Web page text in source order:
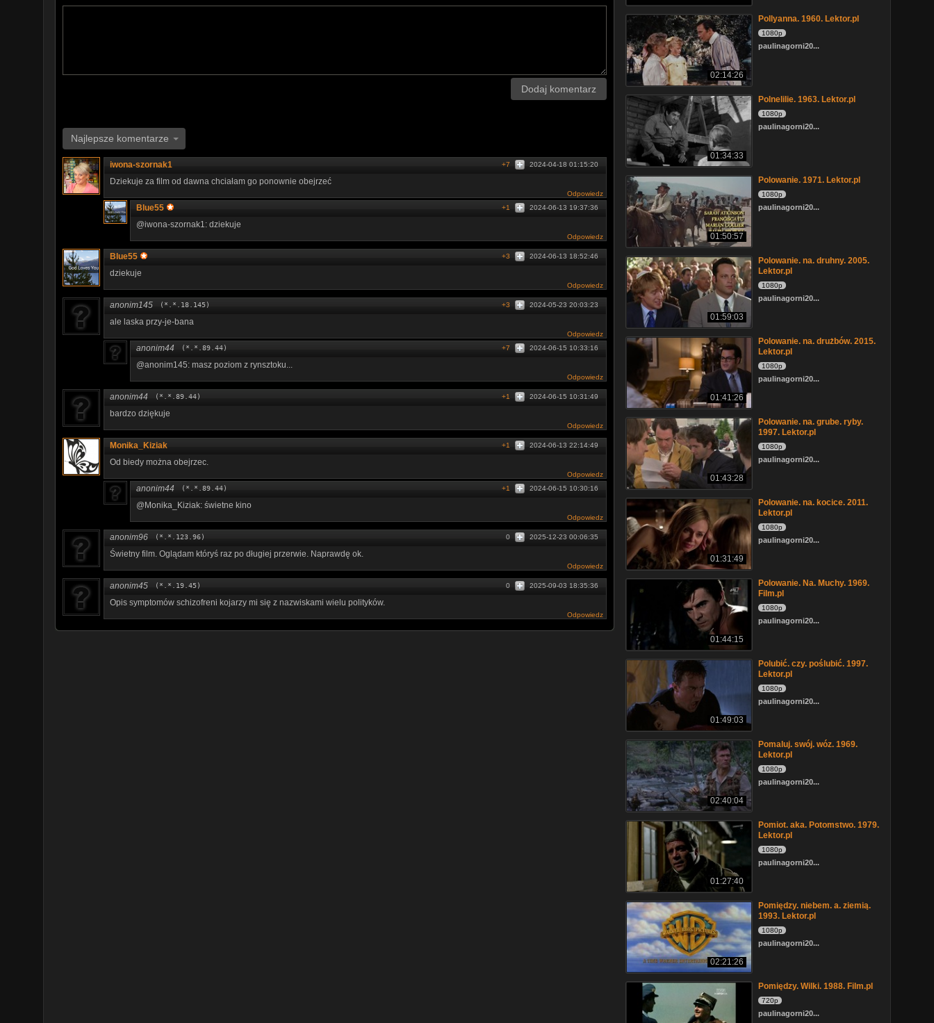
Dodaj komentarz
Najlepsze komentarze
iwona-szornak1 2024-04-18 01:15:20
+7
Dziekuje za film od dawna chciałam go ponownie obejrzeć
Odpowiedz
Blue55 2024-06-13 19:37:36
+1
@iwona-szornak1: dziekuje
Odpowiedz
Blue55 2024-06-13 18:52:46
+3
dziekuje
Odpowiedz
anonim145 (*.*.18.145) 2024-05-23 20:03:23
+3
ale laska przy-je-bana
Odpowiedz
anonim44 (*.*.89.44) 2024-06-15 10:33:16
+7
@anonim145: masz poziom z rynsztoku...
Odpowiedz
anonim44 (*.*.89.44) 2024-06-15 10:31:49
+1
bardzo dziękuje
Odpowiedz
Monika_Kiziak 2024-06-13 22:14:49
+1
Od biedy można obejrzec.
Odpowiedz
anonim44 (*.*.89.44) 2024-06-15 10:30:16
+1
@Monika_Kiziak: świetne kino
Odpowiedz
anonim96 (*.*.123.96) 2025-12-23 00:06:35
0
Świetny film. Oglądam któryś raz po długiej przerwie. Naprawdę ok.
Odpowiedz
anonim45 (*.*.19.45) 2025-09-03 18:35:36
0
Opis symptomów schizofreni kojarzy mi się z nazwiskami wielu polityków.
Odpowiedz
02:14:26
Pollyanna. 1960. Lektor.pl
1080p
paulinagorni20...
01:34:33
Polnelilie. 1963. Lektor.pl
1080p
paulinagorni20...
01:50:57
Polowanie. 1971. Lektor.pl
1080p
paulinagorni20...
01:59:03
Polowanie. na. druhny. 2005.
Lektor.pl
1080p
paulinagorni20...
01:41:26
Polowanie. na. drużbów. 2015.
Lektor.pl
1080p
paulinagorni20...
01:43:28
Polowanie. na. grube. ryby.
1997. Lektor.pl
1080p
paulinagorni20...
01:31:49
Polowanie. na. kocice. 2011.
Lektor.pl
1080p
paulinagorni20...
01:44:15
Polowanie. Na. Muchy. 1969.
Film.pl
1080p
paulinagorni20...
01:49:03
Polubić. czy. poślubić. 1997.
Lektor.pl
1080p
paulinagorni20...
02:40:04
Pomaluj. swój. wóz. 1969.
Lektor.pl
1080p
paulinagorni20...
01:27:40
Pomiot. aka. Potomstwo. 1979.
Lektor.pl
1080p
paulinagorni20...
02:21:26
Pomiędzy. niebem. a. ziemią.
1993. Lektor.pl
1080p
paulinagorni20...
Pomiędzy. Wilki. 1988. Film.pl
720p
paulinagorni20...